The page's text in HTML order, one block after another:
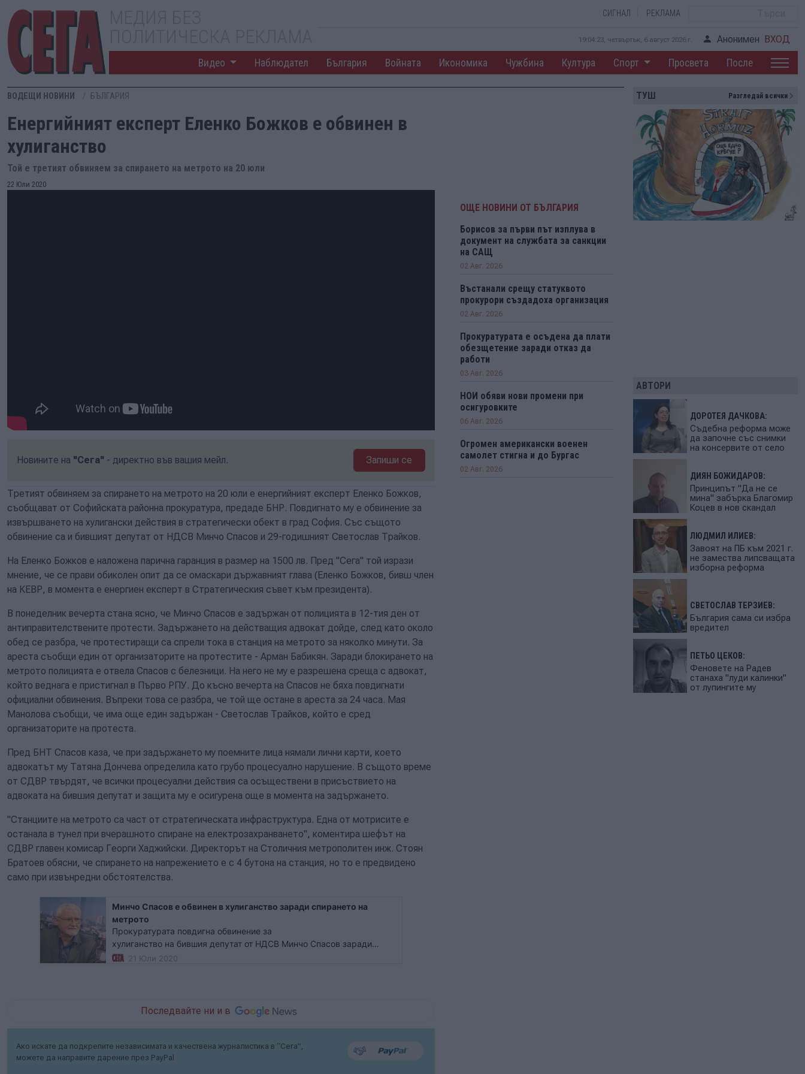
СИГНАЛ РЕКЛАМА
19:04:23, четвъртък, 6 август 2026 г. Анонимен ВХОД
Видео Наблюдател България Войната Икономика Чужбина Култура Спорт Просвета После
ВОДЕЩИ НОВИНИ БЪЛГАРИЯ
Енергийният експерт Еленко Божков е обвинен в
хулиганство
Той е третият обвиняем за спирането на метрото на 20 юли
22 Юли 2020
Новините на "Сега" - директно във вашия мейл. Запиши се
Третият обвиняем за спирането на метрото на 20 юли е енергийният експерт Еленко Божков,
съобщават от Софийската районна прокуратура, предаде БНР. Повдигнато му е обвинение за
извършването на хулигански действия в стратегически обект в град София. Със същото
обвинение са и бившият депутат от НДСВ Минчо Спасов и 29-годишният Светослав Трайков.
На Еленко Божков е наложена парична гаранция в размер на 1500 лв. Пред "Сега" той изрази
мнение, че се прави обиколен опит да се омаскари държавният глава (Еленко Божков, бивш член
на КЕВР, в момента е енергиен експерт в Стратегическия съвет към президента).
В понеделник вечерта стана ясно, че Минчо Спасов е задържан от полицията в 12-тия ден от
антиправителствените протести. Задържането на действащия адвокат дойде, след като около
обед се разбра, че протестиращи са спрели тока в станция на метрото за няколко минути. За
ареста съобщи един от организаторите на протестите - Арман Бабикян. Заради блокирането на
метрото полицията е отвела Спасов с белезници. На него не му е разрешена среща с адвокат,
който веднага е пристигнал в Първо РПУ. До късно вечерта на Спасов не бяха повдигнати
официални обвинения. Въпреки това се разбра, че той ще остане в ареста за 24 часа. Мая
Манолова съобщи, че има още един задържан - Светослав Трайков, който е сред
организаторите на протеста.
Пред БНТ Спасов каза, че при задържането му поемните лица нямали лични карти, което
адвокатът му Татяна Дончева определила като грубо процесуално нарушение. В същото време
от СДВР твърдят, че всички процесуални действия са осъществени в присъствието на
адвоката на бившия депутат и защита му е осигурена още в момента на задържането.
"Станциите на метрото са част от стратегическата инфраструктура. Една от мотрисите е
останала в тунел при вчерашното спиране на електрозахранването", коментира шефът на
СДВР главен комисар Георги Хаджийски. Директорът на Столичния метрополитен инж. Стоян
Братоев обясни, че спирането на напрежението е с 4 бутона на станция, но то е предвидено
само при извънредни обстоятелства.
Минчо Спасов е обвинен в хулиганство заради спирането на
метрото
Прокуратурата повдигна обвинение за
хулиганство на бившия депутат от НДСВ Минчо Спасов заради
спирането на метрото във вчерашния ден, съобщи шефът на СДВР
21 Юли 2020
Последвайте ни и в
Ако искате да подкрепите независимата и качествена журналистика в “Сега”,
можете да направите дарение през PayPal
ОЩЕ НОВИНИ ОТ БЪЛГАРИЯ
Борисов за първи път изплува в
документ на службата за санкции
на САЩ
02 Авг. 2026
Въстанали срещу статуквото
прокурори създадоха организация
02 Авг. 2026
Прокуратурата е осъдена да плати
обезщетение заради отказ да
работи
03 Авг. 2026
НОИ обяви нови промени при
осигуровките
06 Авг. 2026
Огромен американски военен
самолет стигна и до Бургас
02 Авг. 2026
ТУШ Разгледай всички
АВТОРИ
ДОРОТЕЯ ДАЧКОВА:
Съдебна реформа може
да започне със снимки
на консервите от село
ДИЯН БОЖИДАРОВ:
Принципът "Да не се
мина" забърка Благомир
Коцев в нов скандал
ЛЮДМИЛ ИЛИЕВ:
Завоят на ПБ към 2021 г.
не замества липсващата
изборна реформа
СВЕТОСЛАВ ТЕРЗИЕВ:
България сама си избра
вредител
ПЕТЬО ЦЕКОВ:
Феновете на Радев
станаха "луди калинки"
от лупингите му